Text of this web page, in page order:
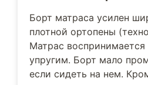
Борт матраса усилен
плотной ортопены
Матрас
упругим. Борт мало
если сидеть на нем.